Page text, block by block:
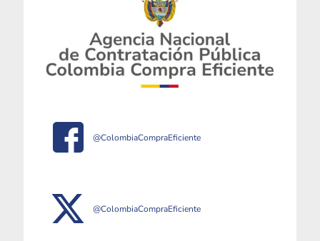
@ColombiaCompraEficiente
@ColombiaCompraEficiente